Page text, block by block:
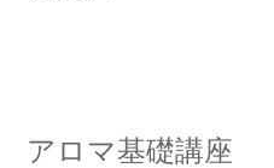
アロマ基礎講座